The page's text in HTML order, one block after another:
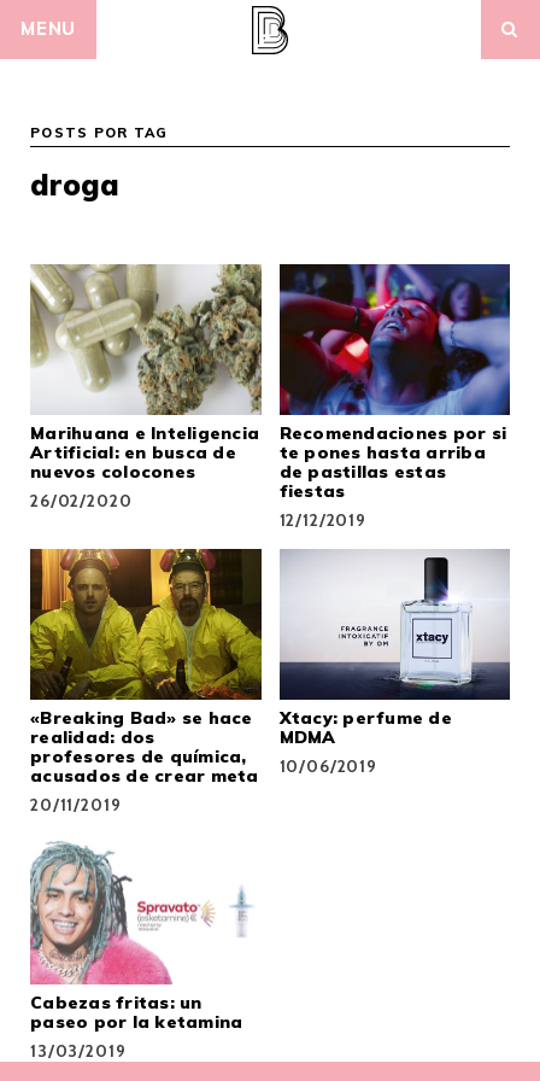
MENU
POSTS POR TAG
droga
Marihuana e Inteligencia
Artificial: en busca de
nuevos colocones
26/02/2020
Recomendaciones por si
te pones hasta arriba
de pastillas estas
fiestas
12/12/2019
«Breaking Bad» se hace
realidad: dos
profesores de química,
acusados de crear meta
20/11/2019
Xtacy: perfume de
MDMA
10/06/2019
Cabezas fritas: un
paseo por la ketamina
13/03/2019